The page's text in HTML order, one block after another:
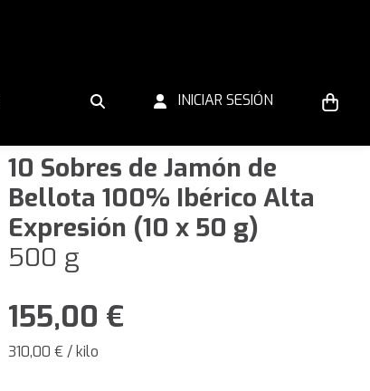
INICIAR SESIÓN
10 Sobres de Jamón de
Bellota 100% Ibérico Alta
Expresión (10 x 50 g)
500 g
155,00 €
310,00 € / kilo